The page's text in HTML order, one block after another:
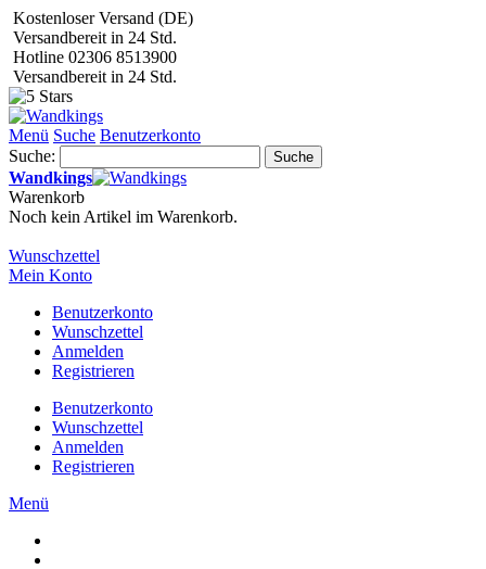
Kostenloser Versand (DE)
Versandbereit in 24 Std.
Hotline 02306 8513900
Versandbereit in 24 Std.
Menü Suche Benutzerkonto
Suche:
Suche
Wandkings
Warenkorb
Noch kein Artikel im Warenkorb.
Wunschzettel
Mein Konto
Benutzerkonto
Wunschzettel
Anmelden
Registrieren
Benutzerkonto
Wunschzettel
Anmelden
Registrieren
Menü